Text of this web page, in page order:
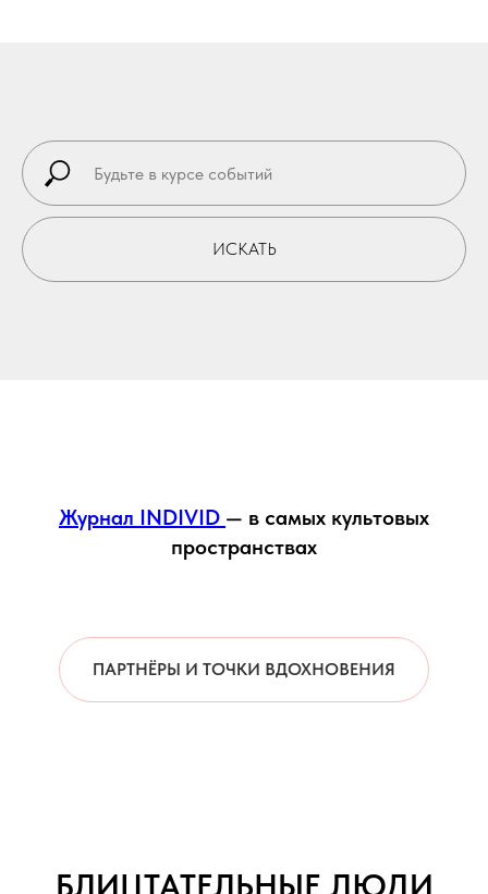
ИСКАТЬ
Журнал INDIVID — в самых культовых
пространствах
ПАРТНЁРЫ И ТОЧКИ ВДОХНОВЕНИЯ
БЛИЦТАТЕЛЬНЫЕ ЛЮДИ